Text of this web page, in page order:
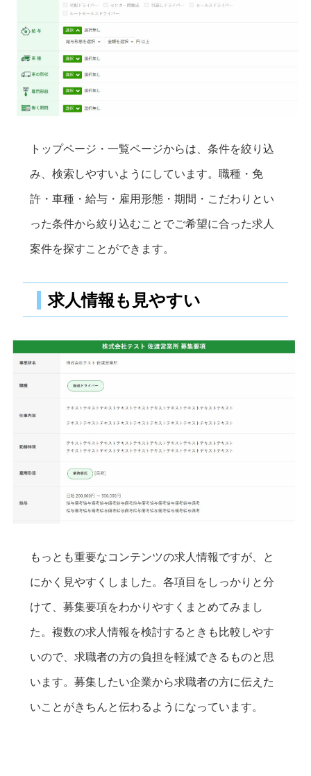
トップページ・一覧ページからは、条件を絞り込
み、検索しやすいようにしています。職種・免
許・車種・給与・雇用形態・期間・こだわりとい
った条件から絞り込むことでご希望に合った求人
案件を探すことができます。
求人情報も見やすい
もっとも重要なコンテンツの求人情報ですが、と
にかく見やすくしました。各項目をしっかりと分
けて、募集要項をわかりやすくまとめてみまし
た。複数の求人情報を検討するときも比較しやす
いので、求職者の方の負担を軽減できるものと思
います。募集したい企業から求職者の方に伝えた
いことがきちんと伝わるようになっています。